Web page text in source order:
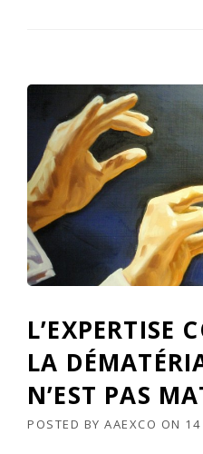
L’EXPERTISE
LA
N’EST PAS
POSTED BY AAEXCO ON 14